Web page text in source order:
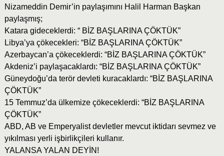
Nizameddin Demir’in paylaşımını Halil Harman Başkan
paylaşmış;
Katara gideceklerdi: “ BİZ BAŞLARINA ÇÖKTÜK”
Libya’ya çökecekleri: “BİZ BAŞLARINA ÇÖKTÜK”
Azerbaycan’a çökeceklerdi: “BİZ BAŞLARINA ÇÖKTÜK”
Akdeniz’i paylaşacaklardı: “BİZ BAŞLARINA ÇÖKTÜK”
Güneydoğu’da terör devleti kuracaklardı: “BİZ BAŞLARINA
ÇÖKTÜK”
15 Temmuz’da ülkemize çökeceklerdi: “BİZ BAŞLARINA
ÇÖKTÜK”
ABD, AB ve Emperyalist devletler mevcut iktidarı sevmez ve
yıkılması yerli işbirlikçileri kullanır.
YALANSA YALAN DEYİN!